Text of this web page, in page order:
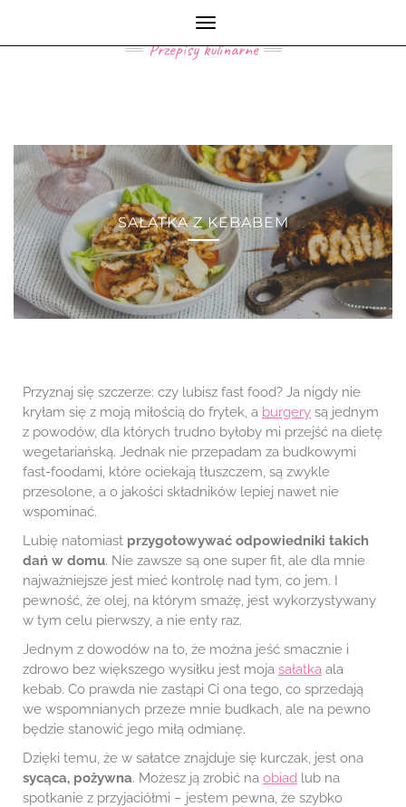
MY KITCHEN LIFE
Przepisy kulinarne
Toggle
Navigation
SAŁATKA Z KEBABEM
Przyznaj się szczerze: czy lubisz fast food? Ja nigdy nie
kryłam się z moją miłością do frytek, a burgery są jednym
z powodów, dla których trudno byłoby mi przejść na dietę
wegetariańską. Jednak nie przepadam za budkowymi
fast-foodami, które ociekają tłuszczem, są zwykle
przesolone, a o jakości składników lepiej nawet nie
wspominać.
Lubię natomiast przygotowywać odpowiedniki takich
dań w domu. Nie zawsze są one super fit, ale dla mnie
najważniejsze jest mieć kontrolę nad tym, co jem. I
pewność, że olej, na którym smażę, jest wykorzystywany
w tym celu pierwszy, a nie enty raz.
Jednym z dowodów na to, że można jeść smacznie i
zdrowo bez większego wysiłku jest moja sałatka ala
kebab. Co prawda nie zastąpi Ci ona tego, co sprzedają
we wspomnianych przeze mnie budkach, ale na pewno
będzie stanowić jego miłą odmianę.
Dzięki temu, że w sałatce znajduje się kurczak, jest ona
sycąca, pożywna. Możesz ją zrobić na obiad lub na
spotkanie z przyjaciółmi – jestem pewna, że szybko